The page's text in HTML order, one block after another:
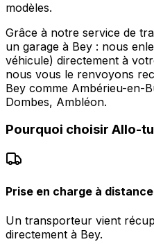
modèles.
Grâce à notre service de
un garage à Bey : nous
véhicule) directement à
nous vous le renvoyons
Bey comme Ambérieu-en-
Dombes, Ambléon.
Pourquoi choisir Allo-
Prise en charge à distance
Un transporteur vient
directement à Bey.